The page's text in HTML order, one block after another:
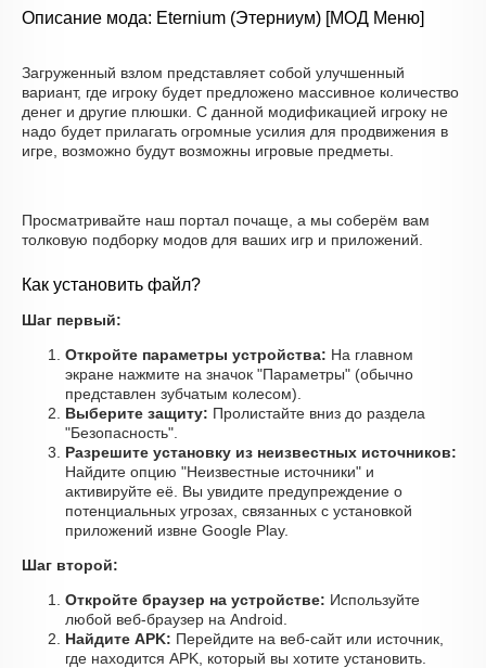
Описание мода: Eternium (Этерниум) [МОД Меню]
Загруженный взлом представляет собой улучшенный
вариант, где игроку будет предложено массивное количество
денег и другие плюшки. С данной модификацией игроку не
надо будет прилагать огромные усилия для продвижения в
игре, возможно будут возможны игровые предметы.
Просматривайте наш портал почаще, а мы соберём вам
толковую подборку модов для ваших игр и приложений.
Как установить файл?
Шаг первый:
Откройте параметры устройства: На главном
экране нажмите на значок "Параметры" (обычно
представлен зубчатым колесом).
Выберите защиту: Пролистайте вниз до раздела
"Безопасность".
Разрешите установку из неизвестных источников:
Найдите опцию "Неизвестные источники" и
активируйте её. Вы увидите предупреждение о
потенциальных угрозах, связанных с установкой
приложений извне Google Play.
Шаг второй:
Откройте браузер на устройстве: Используйте
любой веб-браузер на Android.
Найдите APK: Перейдите на веб-сайт или источник,
где находится APK, который вы хотите установить.